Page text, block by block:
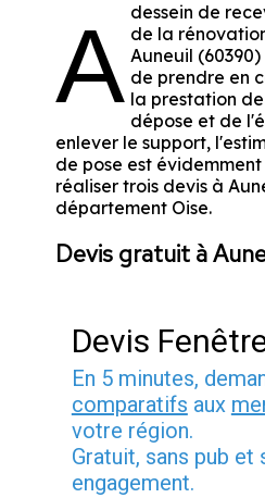
A dessein de
de la
Auneuil
de prendre en
la prestation
dépose et de
enlever le support,
de pose est
réaliser trois devis à
département Oise.
Devis gratuit à
Devis
En 5 minutes,
comparatifs aux
votre région.
Gratuit, sans pub et
engagement.